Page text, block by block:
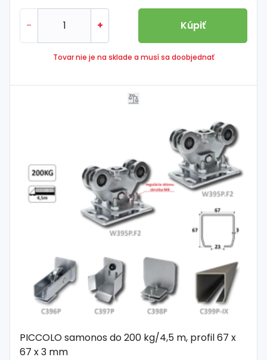
- + Kúpiť
Tovar nie je na sklade a musí sa doobjednať
PICCOLO samonos do 200 kg/4,5 m, profil 67 x
67 x 3 mm